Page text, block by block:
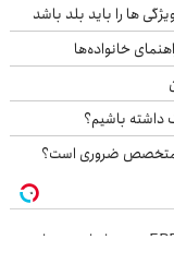
ها را باید بلد باشد
باشیم؟
متخصص ضروری است؟
بزرگترین، لوکس‌ترین و قوی‌ترین شاسی بلند EREV در در ایران رونمایی